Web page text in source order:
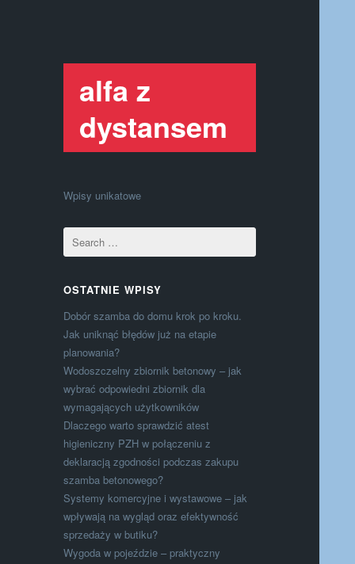
alfa z
dystansem
Wpisy unikatowe
OSTATNIE WPISY
Dobór szamba do domu krok po kroku.
Jak uniknąć błędów już na etapie
planowania?
Wodoszczelny zbiornik betonowy – jak
wybrać odpowiedni zbiornik dla
wymagających użytkowników
Dlaczego warto sprawdzić atest
higieniczny PZH w połączeniu z
deklaracją zgodności podczas zakupu
szamba betonowego?
Systemy komercyjne i wystawowe – jak
wpływają na wygląd oraz efektywność
sprzedaży w butiku?
Wygoda w pojeździe – praktyczny